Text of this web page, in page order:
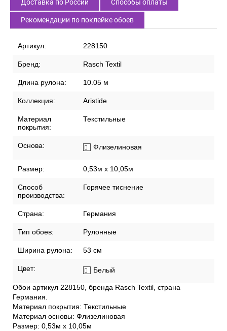
Доставка по России Способы оплаты
Рекомендации по поклейке обоев
Артикул: 228150
Бренд: Rasch Textil
Длина рулона: 10.05 м
Коллекция: Aristide
Материал
покрытия:
Текстильные
Основа: Флизелиновая
Размер: 0,53м x 10,05м
Способ
производства:
Горячее тиснение
Страна: Германия
Тип обоев: Рулонные
Ширина рулона: 53 см
Цвет: Белый
Обои артикул 228150, бренда Rasch Textil, страна
Германия.
Материал покрытия: Текстильные
Материал основы: Флизелиновая
Размер: 0,53м x 10,05м